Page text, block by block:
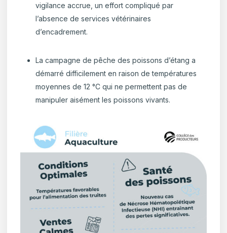
vigilance accrue, un effort compliqué par
l’absence de services vétérinaires
d’encadrement.
La campagne de pêche des poissons d’étang a
démarré difficilement en raison de températures
moyennes de 12 °C qui ne permettent pas de
manipuler aisément les poissons vivants.